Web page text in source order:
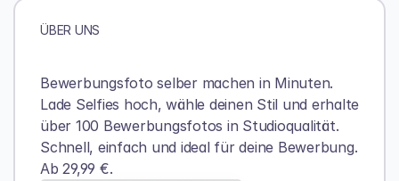
ÜBER UNS
Bewerbungsfoto selber machen in Minuten.
Lade Selfies hoch, wähle deinen Stil und erhalte
über 100 Bewerbungsfotos in Studioqualität.
Schnell, einfach und ideal für deine Bewerbung.
Ab 29,99 €.